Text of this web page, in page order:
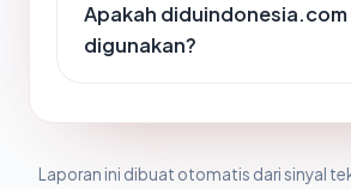
Apakah diduindonesia.com
digunakan?
Laporan ini dibuat otomatis dari sinyal